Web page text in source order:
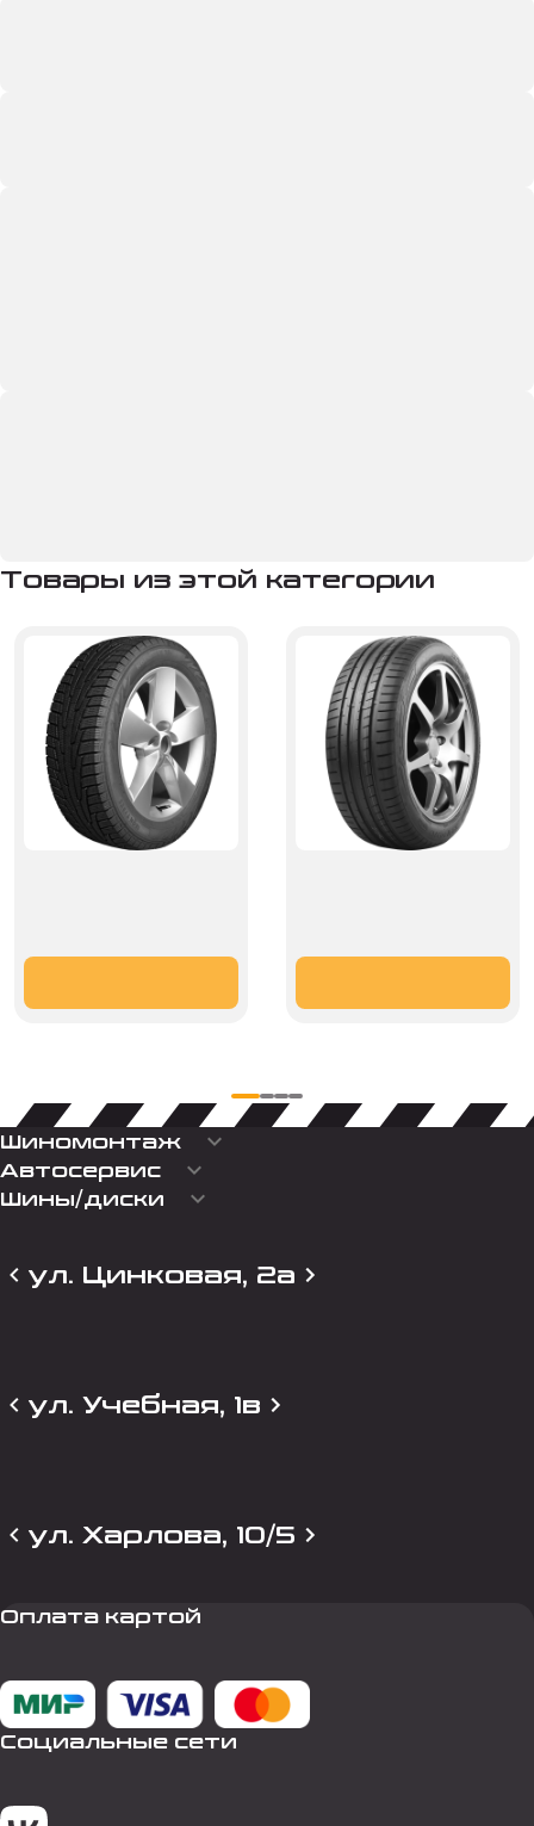
Товары из этой категории
Шиномонтаж keyboard_arrow_down
Автосервис keyboard_arrow_down
Шины/диски keyboard_arrow_down
ул. Цинковая, 2а
ул. Учебная, 1в
ул. Харлова, 10/5
Оплата картой
Социальные сети